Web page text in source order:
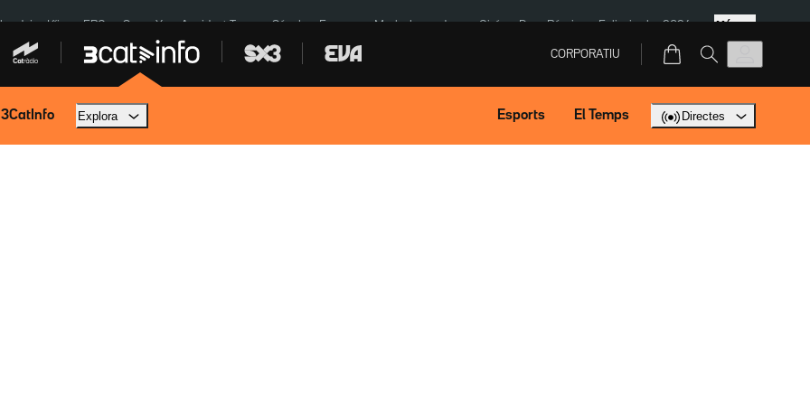
Kíiv ERC SpaceX Accident Tona Sánchez Europa Marlaska Jaume Giró Dron Rússia Eclipsi solar 2026 Més
CORPORATIU
3CatInfo Explora Esports El Temps Directes